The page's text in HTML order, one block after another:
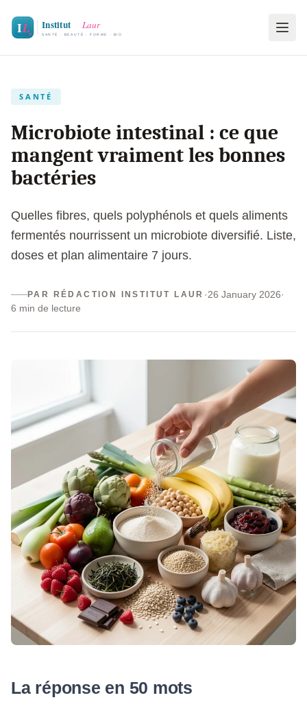
SANTÉ
Microbiote intestinal : ce que
mangent vraiment les bonnes
bactéries
Quelles fibres, quels polyphénols et quels aliments
fermentés nourrissent un microbiote diversifié. Liste,
doses et plan alimentaire 7 jours.
PAR RÉDACTION INSTITUT LAUR ·26 January 2026·
6 min de lecture
La réponse en 50 mots